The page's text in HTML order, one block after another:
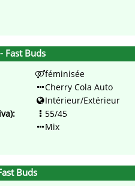
Fast Buds
féminisée
Cherry Cola Auto
Intérieur/Extérieur
55/45
Mix
Buds